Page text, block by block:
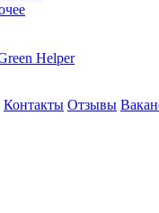
Helper
Контакты Отзывы